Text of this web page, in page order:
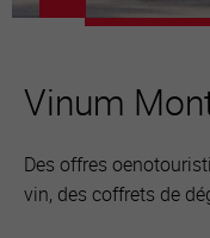
Vinum
Des offres
vin, des coffrets de